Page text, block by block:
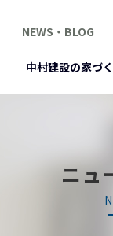
NEWS・BLOG
中村建設の家づ
ニュ